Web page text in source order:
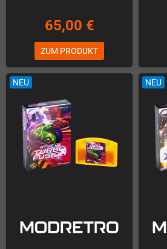
65,00 €
ZUM PRODUKT
NEU NEU